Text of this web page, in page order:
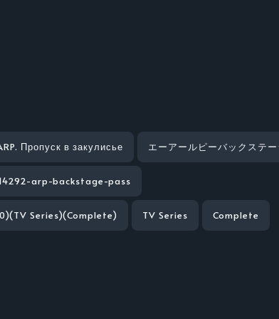
Пропуск в закулисье エーアールピーバックステ
14292-arp-backstage-pass
Series)(Complete) TV Series Complete